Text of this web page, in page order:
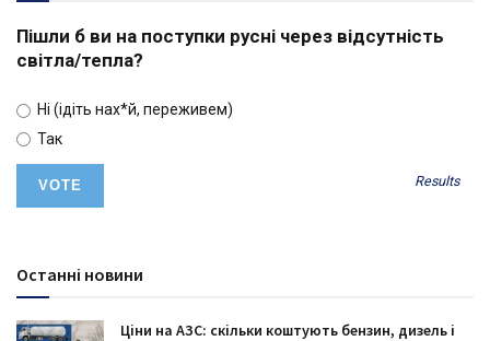
Пішли б ви на поступки русні через відсутність
світла/тепла?
Ні (ідіть нах*й, переживем)
Так
Results
Останні новини
Ціни на АЗС: скільки коштують бензин, дизель і